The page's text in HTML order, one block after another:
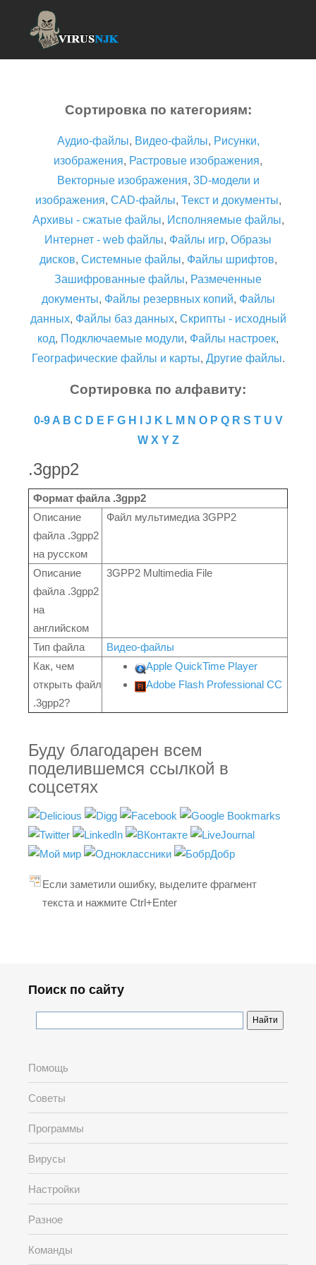
Сортировка по категориям:
Аудио-файлы, Видео-файлы, Рисунки,
изображения, Растровые изображения,
Векторные изображения, 3D-модели и
изображения, CAD-файлы, Текст и документы,
Архивы - сжатые файлы, Исполняемые файлы,
Интернет - web файлы, Файлы игр, Образы
дисков, Системные файлы, Файлы шрифтов,
Зашифрованные файлы, Размеченные
документы, Файлы резервных копий, Файлы
данных, Файлы баз данных, Скрипты - исходный
код, Подключаемые модули, Файлы настроек,
Географические файлы и карты, Другие файлы.
Сортировка по алфавиту:
0-9 A B C D E F G H J K L M N O P Q R S T U V
W X Y Z
.3gpp2
Формат файла .3gpp2
Описание
файла .3gpp2
на русском
Файл мультимедиа 3GPP2
Описание
файла .3gpp2
на
английском
3GPP2 Multimedia File
Тип файла
Видео-файлы
Как, чем
открыть файл
.3gpp2?
Apple QuickTime Player
Adobe Flash Professional CC
Буду благодарен всем
поделившемся ссылкой в
соцсетях
Если заметили ошибку, выделите фрагмент
текста и нажмите Ctrl+Enter
Поиск по сайту
Помощь
Советы
Программы
Вирусы
Настройки
Разное
Команды